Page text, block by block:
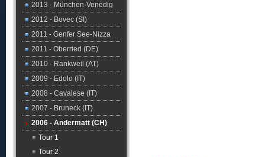
2013 - München-Venedig
2012 - Bovec (SI)
2011 - Genfer See-Nizza
2011 - Oberried (DE)
2010 - Rankweil (AT)
2009 - Edolo (IT)
2008 - Cavalese (IT)
2007 - Bruneck (IT)
2006 - Andermatt (CH)
Tour 1
Tour 2